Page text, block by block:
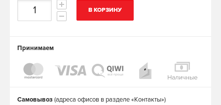
В КОРЗИНУ
Принимаем
Самовывоз (адреса офисов в разделе «Контакты»)